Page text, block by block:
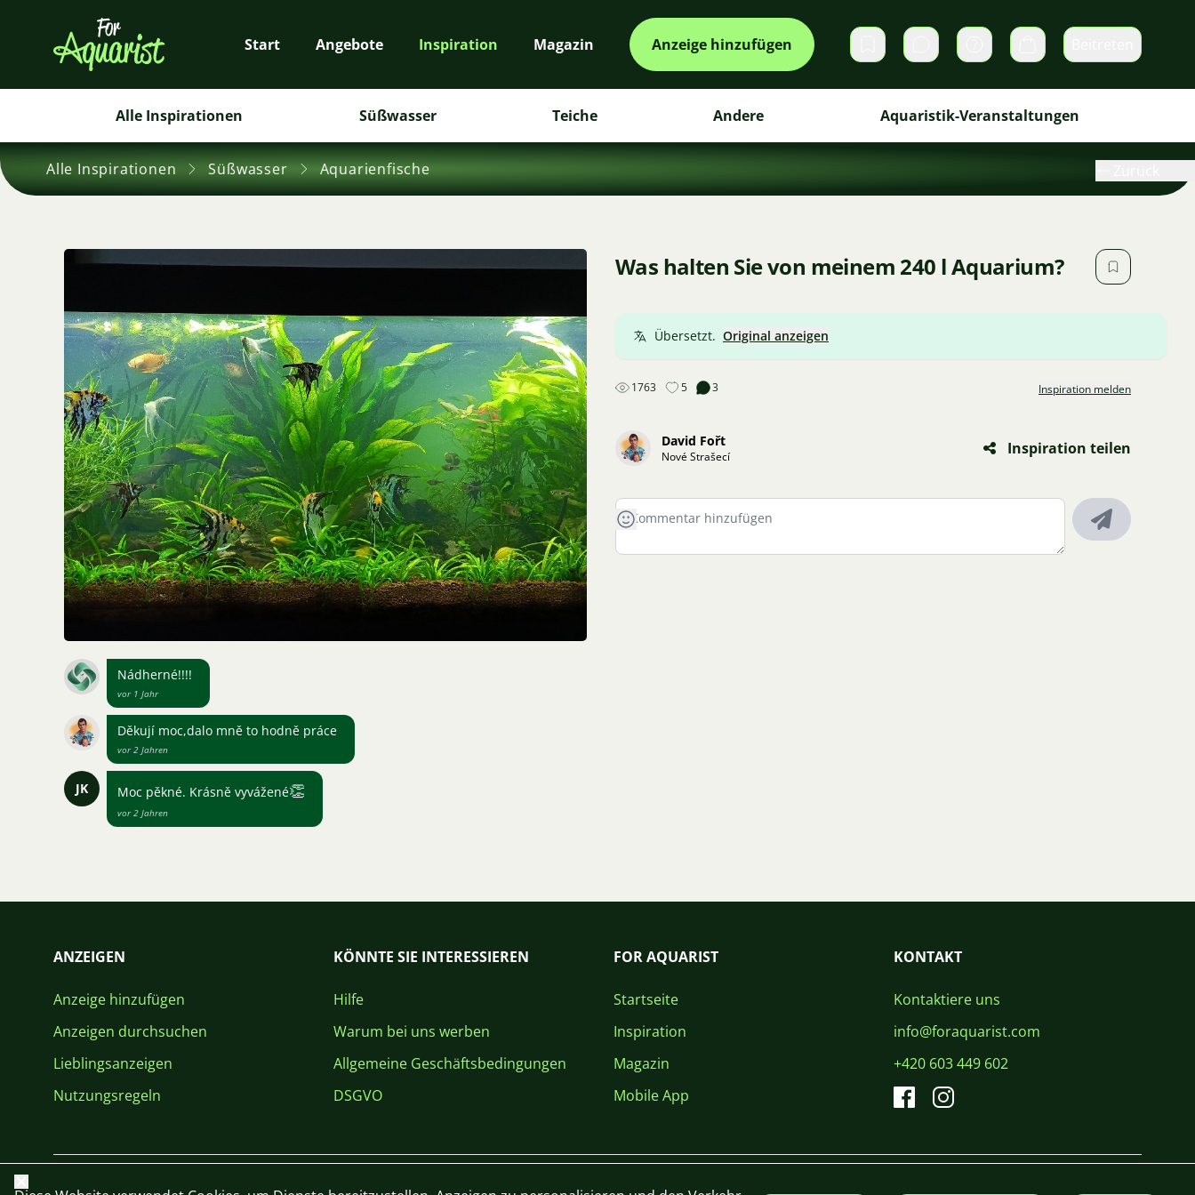
Start Angebote Inspiration Magazin Anzeige hinzufügen DirektnachrichtenWarenkorb
Alle Inspirationen Süßwasser Teiche Andere Aquaristik-Veranstaltungen
Alle Inspirationen Süßwasser Aquarienfische
Was halten Sie von meinem 240 l Aquarium?
Übersetzt. Original anzeigen
1763 5 3 Inspiration melden
David Fořt
Nové Strašecí Inspiration teilen
Nádherné!!!!
vor 1 Jahr
Děkují moc,dalo mně to hodně práce
vor 2 Jahren
JK Moc pěkné. Krásně vyvážené👏
vor 2 Jahren
ANZEIGEN
Anzeige hinzufügen
Anzeigen durchsuchen
Lieblingsanzeigen
Nutzungsregeln
KÖNNTE SIE INTERESSIEREN
Hilfe
Warum bei uns werben
Allgemeine Geschäftsbedingungen
DSGVO
FOR AQUARIST
Startseite
Inspiration
Magazin
Mobile App
KONTAKT
Kontaktiere uns
info@foraquarist.com
+420 603 449 602
CS EN PL DE © 2026 For Aquarist
Schließen